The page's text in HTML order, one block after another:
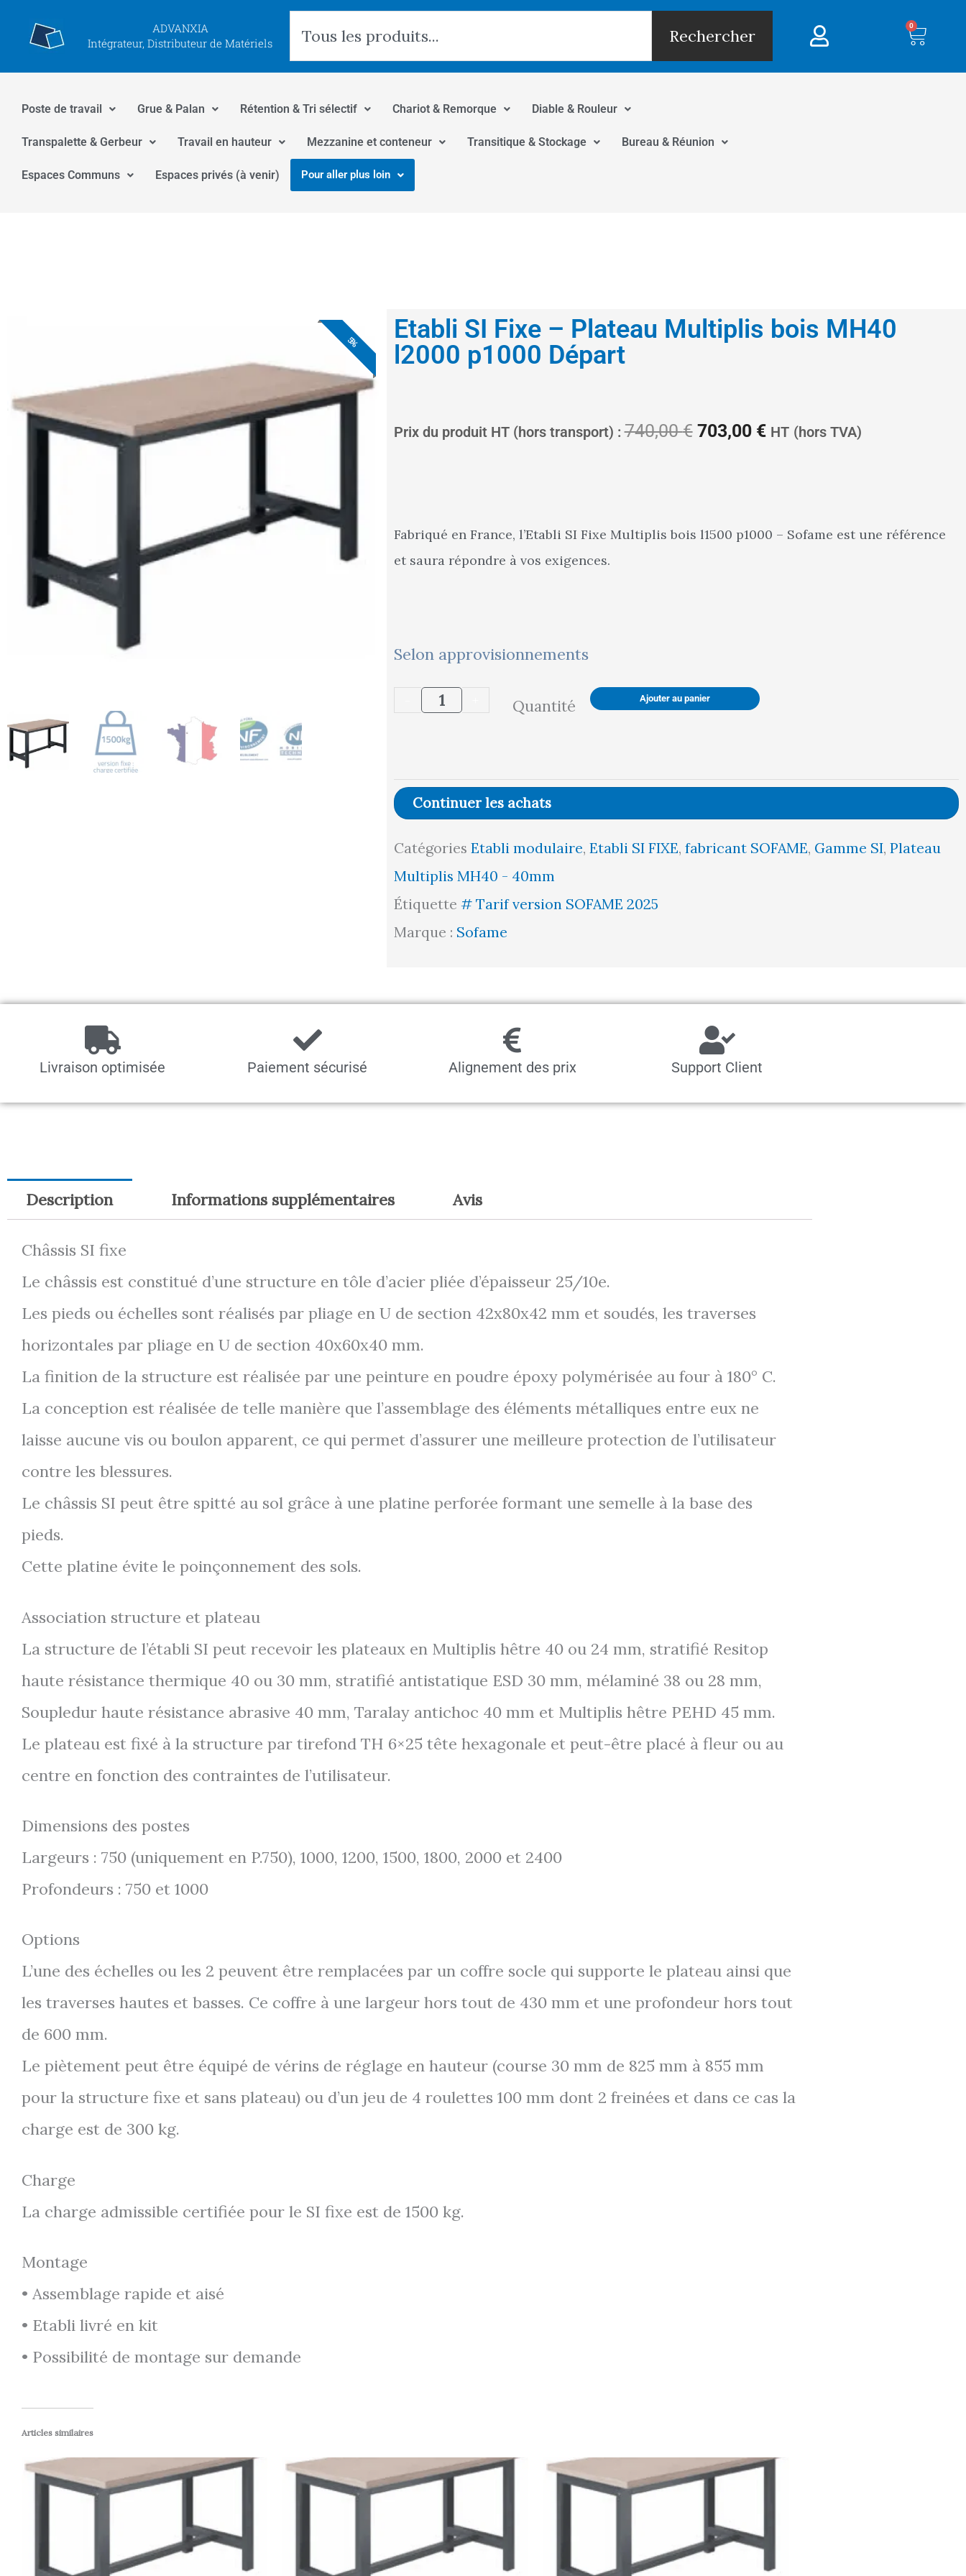
contenu
ADVANXIA
Intégrateur, Distributeur de Matériels
Rechercher
0
Poste de travail Grue & Palan Rétention & Tri sélectif Chariot & Remorque Diable & Rouleur
Transpalette & Gerbeur Travail en hauteur Mezzanine et conteneur Transitique & Stockage Bureau & Réunion
Espaces Communs Espaces privés (à venir) Pour aller plus loin
5%
5%
5%
5%
5%
5%
5%
Etabli SI Fixe – Plateau Multiplis bois MH40
l2000 p1000 Départ
Prix du produit HT (hors transport) :740,00€ Le
703,00 €Le
HT (hors TVA)
Fabriqué en France, l’Etabli SI Fixe Multiplis bois l1500 p1000 – Sofame est une référence
et saura répondre à vos exigences.
Selon approvisionnements
quantité
de
Etabli
-
Plateau
Multiplis
bois
MH40
l2000
Départ
Quantité Ajouter au panier
Continuer les achats
Catégories Etabli modulaire, Etabli SI FIXE, fabricant SOFAME, Gamme SI, Plateau
Multiplis MH40 - 40mm
Étiquette # Tarif version SOFAME 2025
Marque : Sofame
Livraison optimisée Paiement sécurisé Alignement des prix Support Client
Description Informations supplémentaires Avis
Châssis SI fixe
Le châssis est constitué d’une structure en tôle d’acier pliée d’épaisseur 25/10e.
Les pieds ou échelles sont réalisés par pliage en U de section 42x80x42 mm et soudés, les traverses
horizontales par pliage en U de section 40x60x40 mm.
La finition de la structure est réalisée par une peinture en poudre époxy polymérisée au four à 180° C.
La conception est réalisée de telle manière que l’assemblage des éléments métalliques entre eux ne
laisse aucune vis ou boulon apparent, ce qui permet d’assurer une meilleure protection de l’utilisateur
contre les blessures.
Le châssis SI peut être spitté au sol grâce à une platine perforée formant une semelle à la base des
pieds.
Cette platine évite le poinçonnement des sols.
Association structure et plateau
La structure de l’établi SI peut recevoir les plateaux en Multiplis hêtre 40 ou 24 mm, stratifié Resitop
haute résistance thermique 40 ou 30 mm, stratifié antistatique ESD 30 mm, mélaminé 38 ou 28 mm,
Soupledur haute résistance abrasive 40 mm, Taralay antichoc 40 mm et Multiplis hêtre PEHD 45 mm.
Le plateau est fixé à la structure par tirefond TH 6×25 tête hexagonale et peut-être placé à fleur ou au
centre en fonction des contraintes de l’utilisateur.
Dimensions des postes
Largeurs : 750 (uniquement en P.750), 1000, 1200, 1500, 1800, 2000 et 2400
Profondeurs : 750 et 1000
Options
L’une des échelles ou les 2 peuvent être remplacées par un coffre socle qui supporte le plateau ainsi que
les traverses hautes et basses. Ce coffre à une largeur hors tout de 430 mm et une profondeur hors tout
de 600 mm.
Le piètement peut être équipé de vérins de réglage en hauteur (course 30 mm de 825 mm à 855 mm
pour la structure fixe et sans plateau) ou d’un jeu de 4 roulettes 100 mm dont 2 freinées et dans ce cas la
charge est de 300 kg.
Charge
La charge admissible certifiée pour le SI fixe est de 1500 kg.
Montage
• Assemblage rapide et aisé
• Etabli livré en kit
• Possibilité de montage sur demande
Articles similaires